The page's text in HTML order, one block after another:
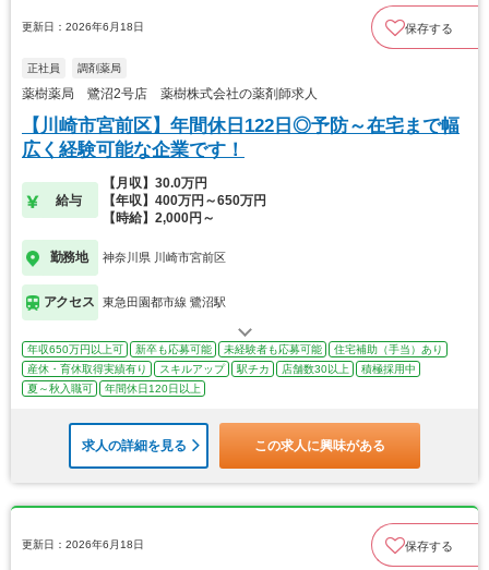
更新日：2026年6月18日 保存する
正社員 調剤薬局
薬樹薬局 鷺沼2号店 薬樹株式会社の薬剤師求人
【川崎市宮前区】年間休日122日◎予防～在宅まで幅
広く経験可能な企業です！
給与
【月収】30.0万円
【年収】400万円～650万円
【時給】2,000円～
勤務地 神奈川県 川崎市宮前区
アクセス 東急田園都市線 鷺沼駅
年収650万円以上可 新卒も応募可能 未経験者も応募可能
住宅補助（手当）あり
産休・育休取得実績有り
スキルアップ 駅チカ 店舗数30以上
積極採用中
夏～秋入職可
年間休日120日以上
求人の詳細を見る この求人に興味がある
更新日：2026年6月18日 保存する